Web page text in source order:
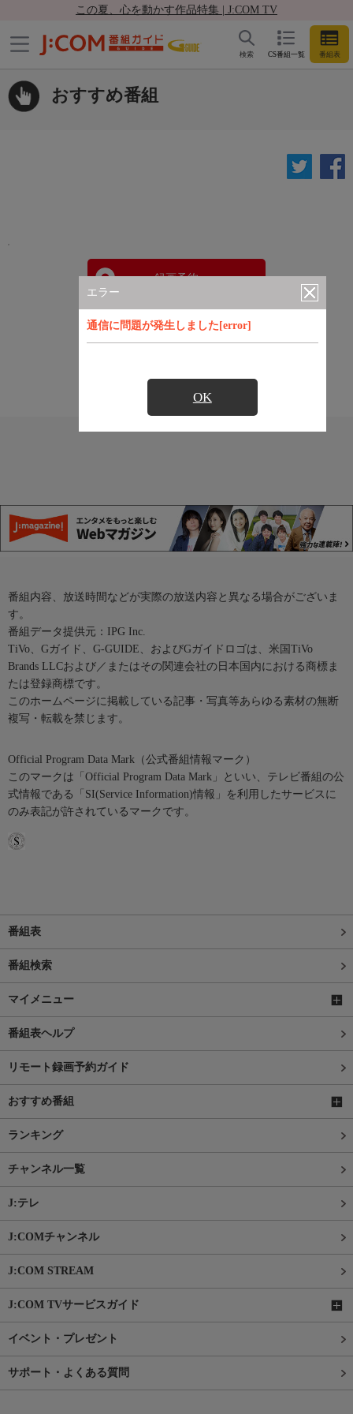
この夏、心を動かす作品特集 | J:COM TV
CS番組一覧 番組表
検索
エラー
通信に問題が発生しました[error]
OK
おすすめ番組
録画予約
番組内容、放送時間などが実際の放送内容と異なる場合がございま
す。
番組データ提供元：IPG Inc.
TiVo、Gガイド、G-GUIDE、およびGガイドロゴは、米国TiVo
Brands LLCおよび／またはその関連会社の日本国内における商標ま
たは登録商標です。
このホームページに掲載している記事・写真等あらゆる素材の無断
複写・転載を禁じます。
Official Program Data Mark（公式番組情報マーク）
このマークは「Official Program Data Mark」といい、テレビ番組の公
式情報である「SI(Service Information)情報」を利用したサービスに
のみ表記が許されているマークです。
番組表
番組検索
マイメニュー
番組表ヘルプ
リモート録画予約ガイド
おすすめ番組
ランキング
チャンネル一覧
J:テレ
J:COMチャンネル
J:COM STREAM
J:COM TVサービスガイド
イベント・プレゼント
サポート・よくある質問